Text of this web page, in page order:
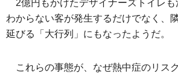
2億円もかけたデザイナーズトイレ
わからない客が発生するだけでなく、
延びる「大行列」にもなったようだ。
これらの事態が、なぜ熱中症のリス